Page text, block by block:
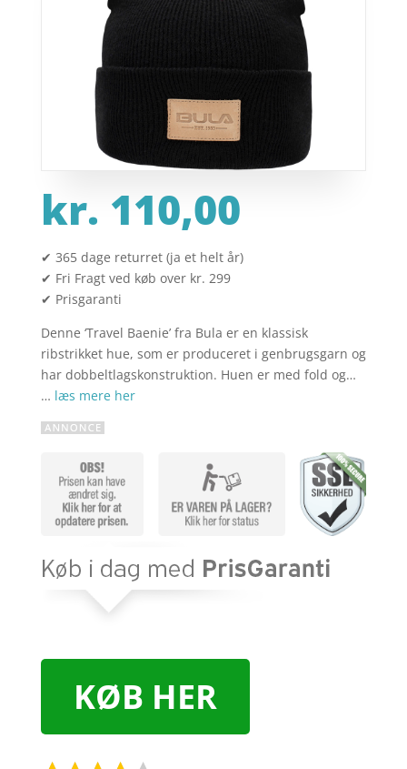
kr. 110,00
✔ 365 dage returret (ja et helt år)
✔ Fri Fragt ved køb over kr. 299
✔ Prisgaranti
Denne ‘Travel Baenie’ fra Bula er en klassisk
ribstrikket hue, som er produceret i genbrugsgarn og
har dobbeltlagskonstruktion. Huen er med fold og…
… læs mere her
KØB HER